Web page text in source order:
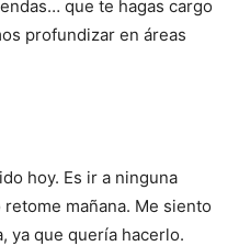
que te hagas cargo
profundizar en áreas
hoy. Es ir a ninguna
mañana. Me siento
ya que quería hacerlo.